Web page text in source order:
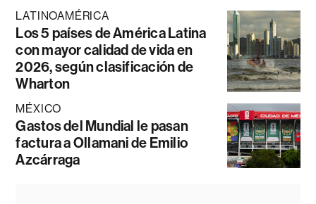
LATINOAMÉRICA
Los 5 países de América Latina
con mayor calidad de vida en
2026, según clasificación de
Wharton
MÉXICO
Gastos del Mundial le pasan
factura a Ollamani de Emilio
Azcárraga